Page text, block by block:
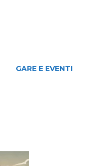
GARE E EVENTI